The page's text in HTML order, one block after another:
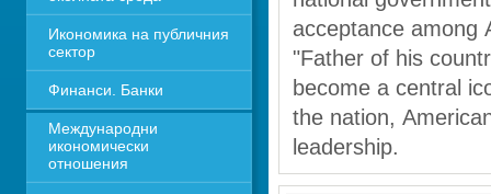
Икономика на публичния
сектор
Финанси. Банки
Международни
икономически
отношения
acceptance among
"Father of his
become a central
the nation,
leadership.